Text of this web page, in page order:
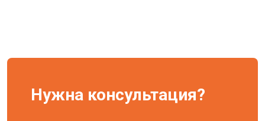
Нужна консультация?